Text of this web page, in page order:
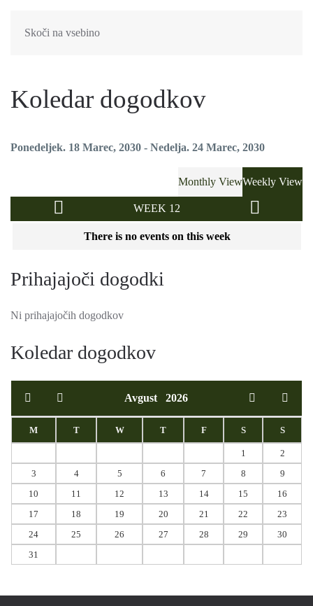
Skoči na vsebino
Koledar dogodkov
Ponedeljek. 18 Marec, 2030 - Nedelja. 24 Marec, 2030
Monthly ViewWeekly View
WEEK 12
There is no events on this week
Prihajajoči dogodki
Ni prihajajočih dogodkov
Koledar dogodkov
Avgust 2026
M T W T F S S
1
2
3
4 5 6 7 8
9
10
11 12 13 14 15
16
17
18 19 20 21 22
23
24
25 26 27 28 29
30
31